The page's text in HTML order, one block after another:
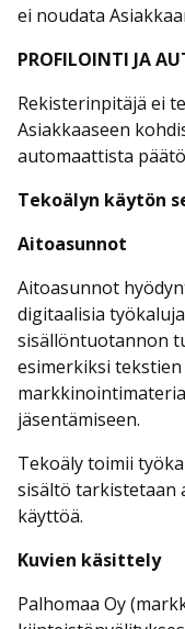
ei noudata
PROFILOINTI JA
Rekisterinpitäjä ei
Asiakkaaseen
automaattista
Tekoälyn käytön
Aitoasunnot
Aitoasunnot
digitaalisia
sisällöntuotannon
esimerkiksi
jäsentämiseen.
Tekoäly toimii
sisältö tarkistetaan
käyttöä.
Kuvien käsittely
Palhomaa Oy